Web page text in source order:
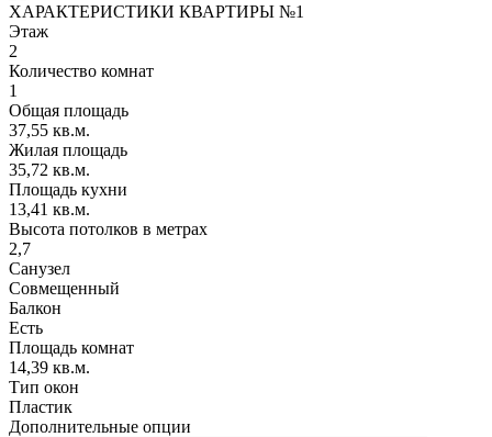
ХАРАКТЕРИСТИКИ КВАРТИРЫ №1
Этаж
2
Количество комнат
1
Общая площадь
37,55 кв.м.
Жилая площадь
35,72 кв.м.
Площадь кухни
13,41 кв.м.
Высота потолков в метрах
2,7
Санузел
Совмещенный
Балкон
Есть
Площадь комнат
14,39 кв.м.
Тип окон
Пластик
Дополнительные опции